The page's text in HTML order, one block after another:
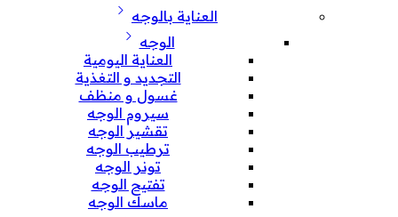
العناية بالوجه
الوجه
العناية اليومية
التجديد و التغذية
غسول و منظف
سيروم الوجه
تقشير الوجه
ترطيب الوجه
تونر الوجه
تفتيح الوجه
ماسك الوجه